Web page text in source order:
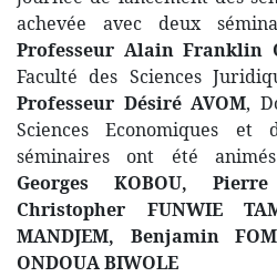
achevée avec deux
Professeur Alain Franklin
Faculté des Sciences
Professeur Désiré AVOM,
Sciences Economiques et
séminaires ont été
Georges KOBOU,
Christopher FUNWIE
MANDJEM, Benjamin
ONDOUA BIWOLE